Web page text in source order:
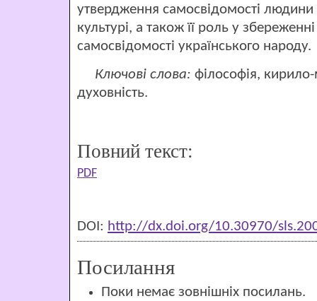
утвердження самосвідомості людини
культурі, а також її роль у
самосвідомості українського народу.
Ключові слова: філософія,
духовність.
Повний текст:
PDF
DOI: http://dx.doi.org/10.30970/
Посилання
Поки немає зовнішніх посилань.